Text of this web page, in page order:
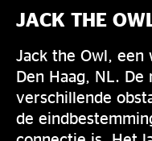
JACK THE
Jack the Owl, een
Den Haag, NL.
verschillende
de